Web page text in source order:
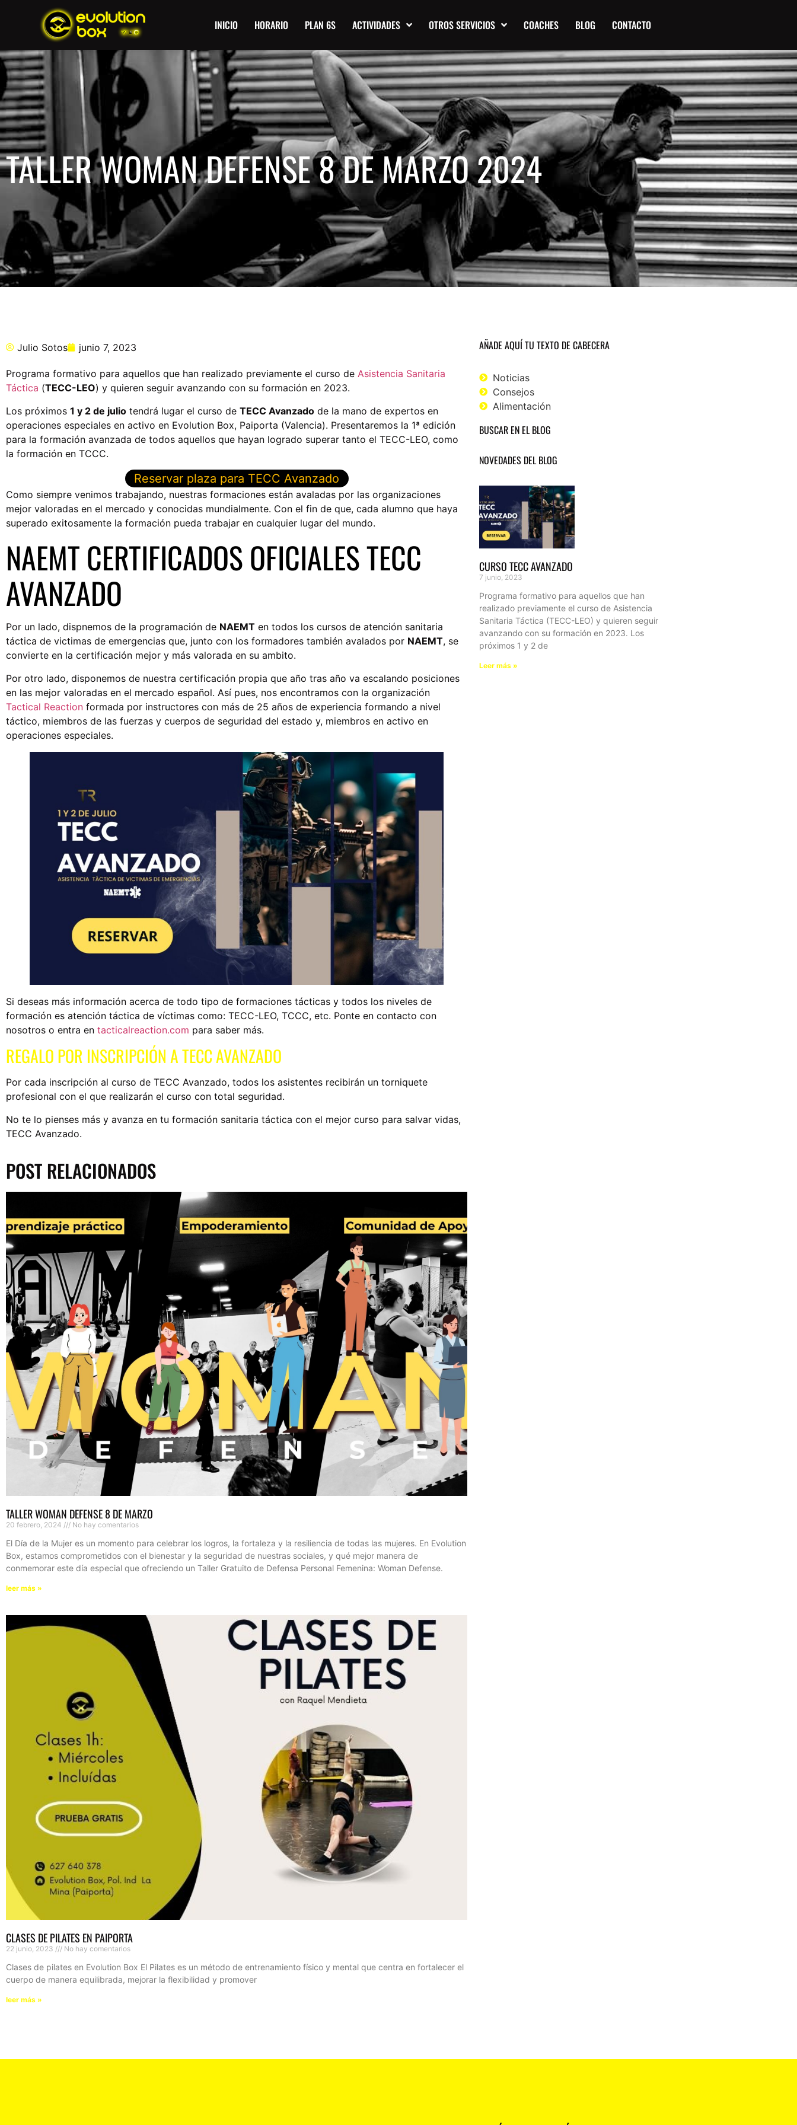
INICIO HORARIO PLAN 6S ACTIVIDADES OTROS SERVICIOS COACHES BLOG CONTACTO
TALLER WOMAN DEFENSE 8 DE MARZO 2024
Julio Sotos junio 7, 2023
Programa formativo para aquellos que han realizado previamente el curso de Asistencia Sanitaria
Táctica (TECC-LEO) y quieren seguir avanzando con su formación en 2023.
Los próximos 1 y 2 de julio tendrá lugar el curso de TECC Avanzado de la mano de expertos en
operaciones especiales en activo en Evolution Box, Paiporta (Valencia). Presentaremos la 1ª edición
para la formación avanzada de todos aquellos que hayan logrado superar tanto el TECC-LEO, como
la formación en TCCC.
Reservar plaza para TECC Avanzado
Como siempre venimos trabajando, nuestras formaciones están avaladas por las organizaciones
mejor valoradas en el mercado y conocidas mundialmente. Con el fin de que, cada alumno que haya
superado exitosamente la formación pueda trabajar en cualquier lugar del mundo.
NAEMT CERTIFICADOS OFICIALES TECC
AVANZADO
Por un lado, dispnemos de la programación de NAEMT en todos los cursos de atención sanitaria
táctica de victimas de emergencias que, junto con los formadores también avalados por NAEMT, se
convierte en la certificación mejor y más valorada en su ambito.
Por otro lado, disponemos de nuestra certificación propia que año tras año va escalando posiciones
en las mejor valoradas en el mercado español. Así pues, nos encontramos con la organización
Tactical Reaction formada por instructores con más de 25 años de experiencia formando a nivel
táctico, miembros de las fuerzas y cuerpos de seguridad del estado y, miembros en activo en
operaciones especiales.
Si deseas más información acerca de todo tipo de formaciones tácticas y todos los niveles de
formación es atención táctica de víctimas como: TECC-LEO, TCCC, etc. Ponte en contacto con
nosotros o entra en tacticalreaction.com para saber más.
REGALO POR INSCRIPCIÓN A TECC AVANZADO
Por cada inscripción al curso de TECC Avanzado, todos los asistentes recibirán un torniquete
profesional con el que realizarán el curso con total seguridad.
No te lo pienses más y avanza en tu formación sanitaria táctica con el mejor curso para salvar vidas,
TECC Avanzado.
POST RELACIONADOS
TALLER WOMAN DEFENSE 8 DE MARZO
20 febrero, 2024 No hay comentarios
El Día de la Mujer es un momento para celebrar los logros, la fortaleza y la resiliencia de todas las mujeres. En Evolution
Box, estamos comprometidos con el bienestar y la seguridad de nuestras sociales, y qué mejor manera de
conmemorar este día especial que ofreciendo un Taller Gratuito de Defensa Personal Femenina: Woman Defense.
leer más »
CLASES DE PILATES EN PAIPORTA
22 junio, 2023 No hay comentarios
Clases de pilates en Evolution Box El Pilates es un método de entrenamiento físico y mental que centra en fortalecer el
cuerpo de manera equilibrada, mejorar la flexibilidad y promover
leer más »
AÑADE AQUÍ TU TEXTO DE CABECERA
Noticias
Consejos
Alimentación
BUSCAR EN EL BLOG
NOVEDADES DEL BLOG
CURSO TECC AVANZADO
7 junio, 2023
Programa formativo para aquellos que han
realizado previamente el curso de Asistencia
Sanitaria Táctica (TECC-LEO) y quieren seguir
avanzando con su formación en 2023. Los
próximos 1 y 2 de
Leer más »